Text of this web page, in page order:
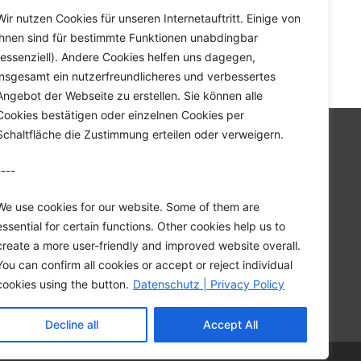
nutzen Cookies für unseren Internetauftritt. Einige von
sind für bestimmte Funktionen unabdingbar
Andere Cookies helfen uns dagegen,
ein nutzerfreundlicheres und verbessertes
der Webseite zu erstellen. Sie können alle
bestätigen oder einzelnen Cookies per
die Zustimmung erteilen oder verweigern.
use cookies for our website. Some of them are
for certain functions. Other cookies help us to
a more user-friendly and improved website overall.
can confirm all cookies or accept or reject individual
using the button. Datenschutz | Privacy Policy
Decline all Accept All
by bunol> Bunol 35
Privacy Policy
Imprint